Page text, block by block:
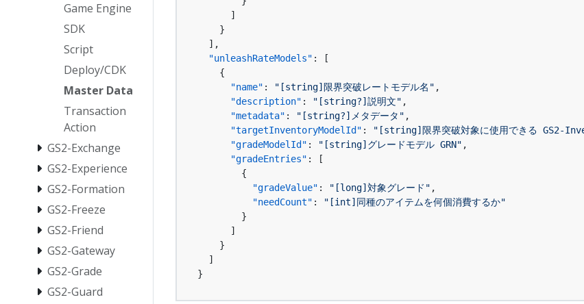
Game Engine
SDK
Script
Deploy/CDK
Master Data
Transaction
Action
GS2-Exchange
GS2-Experience
GS2-Formation
GS2-Freeze
GS2-Friend
GS2-Gateway
GS2-Grade
GS2-Guard
]
}
] ,
"unleashRateModels" :
[
{
"name" : "[string]限界突破レートモデル名" ,
"description" : "[string?]説明文" ,
"metadata" : "[string?]メタデータ" ,
"targetInventoryModelId" : "[string]限界突破対象に使用できる GS2-
"gradeModelId" : "[string]グレードモデル GRN" ,
"gradeEntries" :
[
{
"gradeValue" : "[long]対象グレード" ,
"needCount" :
"[int]同種のアイテムを何個消費するか"
}
]
}
]
}